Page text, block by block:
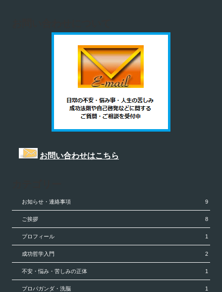
お問い合わせはこちら
お知らせ・連絡事項 9
ご挨拶 8
プロフィール 1
成功哲学入門 2
不安・悩み・苦しみの正体 1
プロパガンダ・洗脳 1